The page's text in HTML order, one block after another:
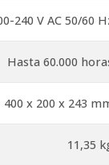
240 V AC 50/60
Hasta 60.000
400 x 200 x 243
11,35